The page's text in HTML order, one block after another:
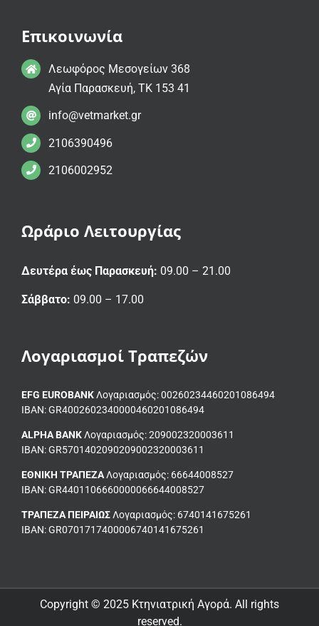
Επικοινωνία
Λεωφόρος Μεσογείων 368
Αγία Παρασκευή, ΤΚ 153 41
info@vetmarket.gr
2106390496
2106002952
Ωράριο Λειτουργίας
Δευτέρα έως Παρασκευή: 09.00 – 21.00
Σάββατο: 09.00 – 17.00
Λογαριασμοί Τραπεζών
EFG EUROBANKΛογαριασμός: 00260234460201086494
ΙΒΑΝ: GR4002602340000460201086494
ALPHA BANKΛογαριασμός: 209002320003611
ΙΒΑΝ: GR5701402090209002320003611
ΕΘΝΙΚΗ ΤΡΑΠΕΖΑΛογαριασμός: 66644008527
IBAN: GR4401106660000066644008527
ΤΡΑΠΕΖΑ ΠΕΙΡΑΙΩΣΛογαριασμός: 6740141675261
ΙΒΑΝ: GR0701717400006740141675261
Copyright © 2025 Κτηνιατρική Αγορά. All rights
reserved.